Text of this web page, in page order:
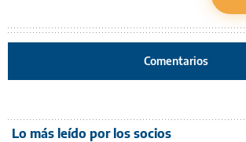
Comentarios
Lo más leído por los socios